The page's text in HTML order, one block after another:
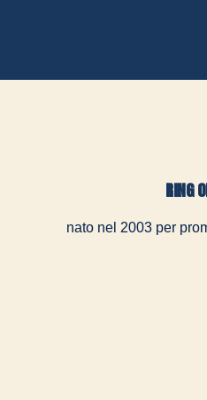
RING
nato nel 2003 per